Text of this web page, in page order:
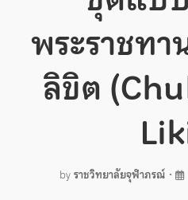
พระราชท
ลิขิต
byราชวิทยาลัยจุฬาภรณ์ •